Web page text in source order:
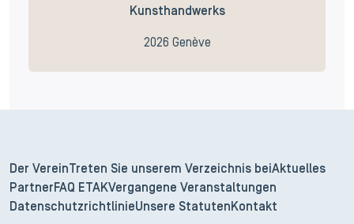
Kunsthandwerks
2026 Genève
Der Verein Treten Sie unserem Verzeichnis beiAktuelles
Partner FAQ ETAKVergangene Veranstaltungen
DatenschutzrichtlinieUnsere Statuten Kontakt